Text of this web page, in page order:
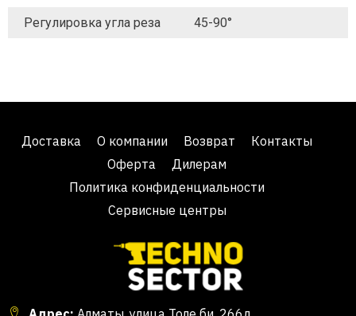
Регулировка угла реза 45-90°
Доставка О компании Возврат
Контакты
Оферта
Дилерам
Политика конфиденциальности
Сервисные центры